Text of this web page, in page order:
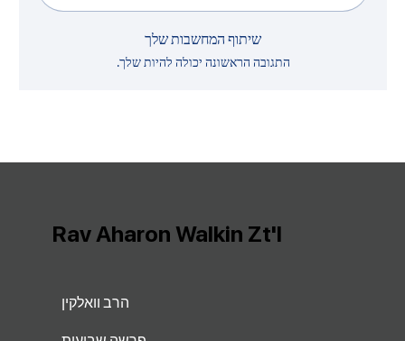
שיתוף המחשבות שלך
התגובה הראשונה יכולה להיות שלך.
הרב וואלקין
Rav Aharon Walkin Zt'l